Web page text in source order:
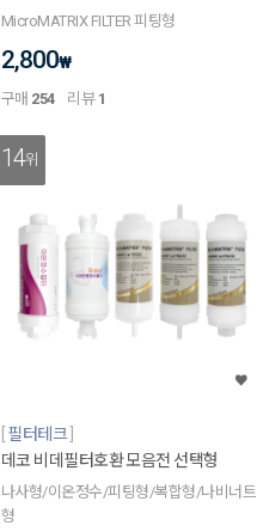
MicroMATRIX FILTER 피팅형
2,800₩
구매 254 리뷰 1
14위
필터테크
데코 비데필터호환 모음전 선택형
나사형/이온정수/피팅형/복합형/나비너트
형